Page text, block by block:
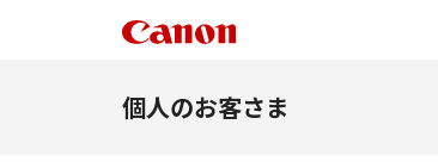
個人のお客さま